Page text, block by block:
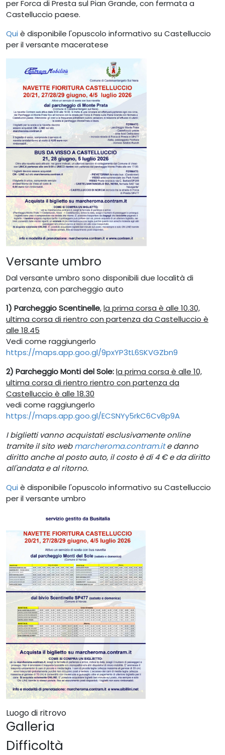
per Forca di Presta sul Pian Grande, con fermata a
Castelluccio paese.
Qui è disponibile l'opuscolo informativo su Castelluccio
per il versante maceratese
Versante umbro
Dal versante umbro sono disponibili due località di
partenza, con parcheggio auto
1) Parcheggio Scentinelle,la prima corsa è alle 10.30,
ultima corsa di rientro con partenza da Castelluccio è
alle 18.45
Vedi come raggiungerlo
https://maps.app.goo.gl/9pxYP3tL6SKVGZbn9
2) Parcheggio Monti del Sole:la prima corsa è alle 10,
ultima corsa di rientro rientro con partenza da
Castelluccio è alle 18.30
vedi come raggiungerlo
https://maps.app.goo.gl/ECSNYy5rkC6Cv8p9A
I biglietti vanno acquistati esclusivamente online
tramite il sito webmarcheroma.contram.ite danno
diritto anche al posto auto, il costo è di 4 € e da diritto
all'andata e al ritorno.
Qui è disponibile l'opuscolo informativo su Castelluccio
per il versante umbro
Luogo di ritrovo
Galleria
Difficoltà